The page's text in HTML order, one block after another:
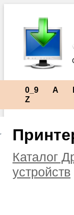
0_9 A
Z
Каталог
устройств